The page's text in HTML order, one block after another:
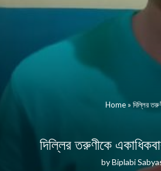
Home» দিল্লির
দিল্লির তরুণীকে
byBiplabi